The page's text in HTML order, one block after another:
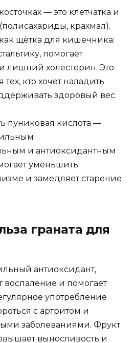
— это клетчатка и
крахмал).
как щётка для кишечника:
помогает
лишний холестерин. Это
кто хочет наладить
здоровый вес.
пуниковая кислота —
и антиоксидантным
уменьшить
и замедляет старение
граната для
антиоксидант,
и помогает
употребление
с артритом и
заболеваниями. Фрукт
выносливость и